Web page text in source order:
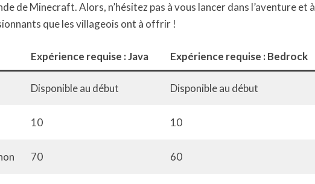
de Minecraft. Alors, n’hésitez pas à vous lancer dans l’aventure et à
que les villageois ont à offrir !
Expérience requise : Java Expérience requise : Bedrock
Disponible au début Disponible au début
10 10
70 60